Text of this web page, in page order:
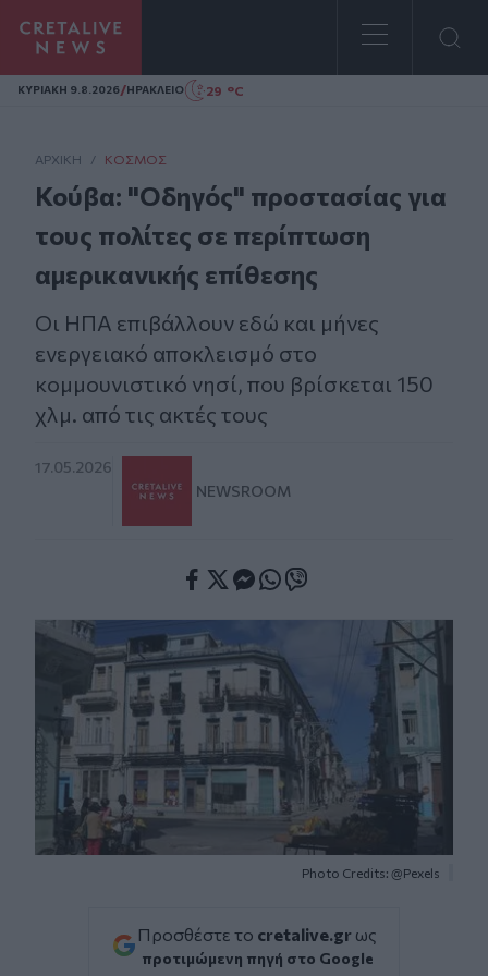
Homepage
ΚΥΡΙΑΚΗ 9.8.2026/ΗΡΑΚΛΕΙΟ 29 °C
ΑΡΧΙΚΗ / ΚΌΣΜΟΣ
Κούβα: "Οδηγός" προστασίας για
τους πολίτες σε περίπτωση
αμερικανικής επίθεσης
Οι ΗΠΑ επιβάλλουν εδώ και μήνες
ενεργειακό αποκλεισμό στο
κομμουνιστικό νησί, που βρίσκεται 150
χλμ. από τις ακτές τους
17.05.2026
NEWSROOM
Photo Credits: @Pexels
Προσθέστε το cretalive.gr ως
προτιμώμενη πηγή στο Google